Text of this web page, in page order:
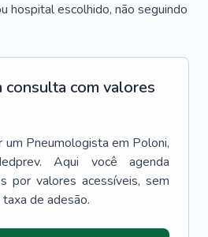
hospital escolhido, não seguindo
consulta com valores
um Pneumologista em Poloni,
Aqui você agenda
por valores acessíveis, sem
de adesão.